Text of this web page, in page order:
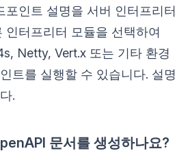
포인트 설명을 서버 인터프리터
인터프리터 모듈을 선택하여
Netty, Vert.x 또는 기타 환경
트를 실행할 수 있습니다. 설명
.
문서를 생성하나요?